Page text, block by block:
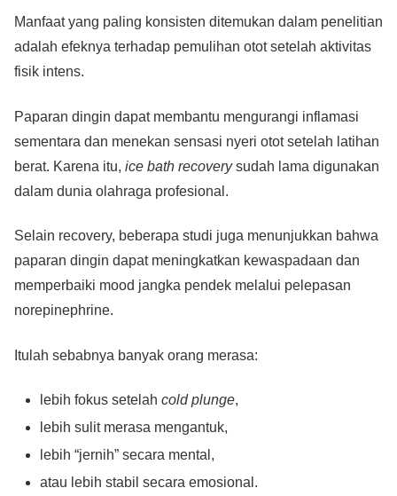
Manfaat yang paling konsisten ditemukan dalam penelitian
adalah efeknya terhadap pemulihan otot setelah aktivitas
fisik intens.
Paparan dingin dapat membantu mengurangi inflamasi
sementara dan menekan sensasi nyeri otot setelah latihan
berat. Karena itu, ice bath recoverysudah lama digunakan
dalam dunia olahraga profesional.
Selain recovery, beberapa studi juga menunjukkan bahwa
paparan dingin dapat meningkatkan kewaspadaan dan
memperbaiki mood jangka pendek melalui pelepasan
norepinephrine.
Itulah sebabnya banyak orang merasa:
lebih fokus setelahcold plunge,
lebih sulit merasa mengantuk,
lebih “jernih” secara mental,
atau lebih stabil secara emosional.